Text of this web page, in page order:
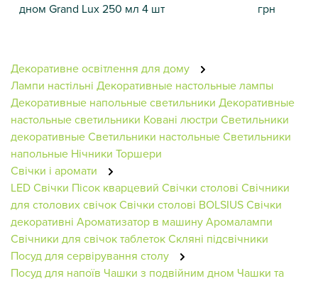
дном Grand Lux ​​250 мл 4 шт
грн
Декоративне освітлення для дому
Лампи настільні Декоративные настольные лампы
Декоративные напольные светильники Декоративные
настольные светильники Ковані люстри Светильники
декоративныеСветильники настольныеСветильники
напольные Нічники Торшери
Свічки і аромати
LED Свічки Пісок кварцевий Свічки столові Свічники
для столових свічокСвічки столові BOLSIUSСвічки
декоративні Ароматизатор в машинуАромалампи
Свічники для свічок таблетокСкляні підсвічники
Посуд для сервірування столу
Посуд для напоїв Чашки з подвійним дном Чашки та